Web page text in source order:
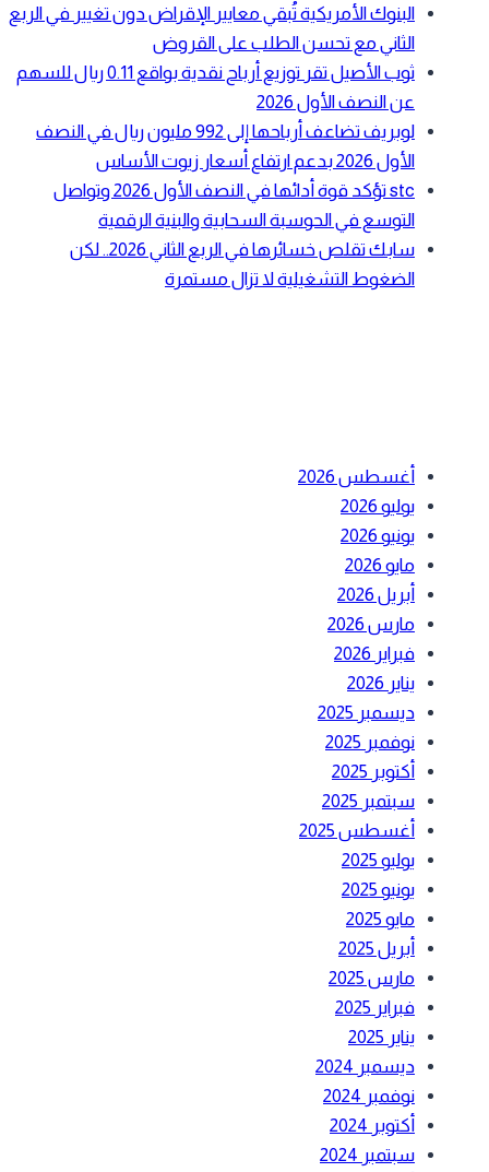
البنوك الأمريكية تُبقي معايير الإقراض دون تغيير في الربع
الثاني مع تحسن الطلب على القروض
ثوب الأصيل تقر توزيع أرباح نقدية بواقع 0.11 ريال للسهم
عن النصف الأول 2026
لوبريف تضاعف أرباحها إلى 992 مليون ريال في النصف
الأول 2026 بدعم ارتفاع أسعار زيوت الأساس
stc تؤكد قوة أدائها في النصف الأول 2026 وتواصل
التوسع في الحوسبة السحابية والبنية الرقمية
سابك تقلص خسائرها في الربع الثاني 2026.. لكن
الضغوط التشغيلية لا تزال مستمرة
أغسطس 2026
يوليو 2026
يونيو 2026
مايو 2026
أبريل 2026
مارس 2026
فبراير 2026
يناير 2026
ديسمبر 2025
نوفمبر 2025
أكتوبر 2025
سبتمبر 2025
أغسطس 2025
يوليو 2025
يونيو 2025
مايو 2025
أبريل 2025
مارس 2025
فبراير 2025
يناير 2025
ديسمبر 2024
نوفمبر 2024
أكتوبر 2024
سبتمبر 2024